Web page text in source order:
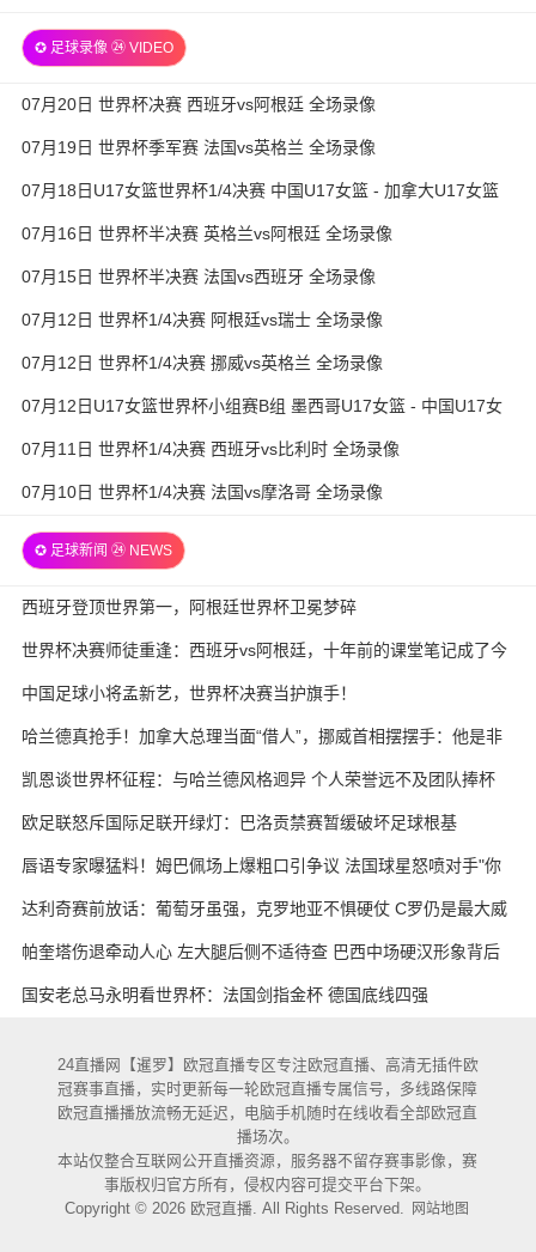
✪ 足球录像 ㉔ VIDEO
07月20日 世界杯决赛 西班牙vs阿根廷 全场录像
07月19日 世界杯季军赛 法国vs英格兰 全场录像
07月18日U17女篮世界杯1/4决赛 中国U17女篮 - 加拿大U17女篮
录像
07月16日 世界杯半决赛 英格兰vs阿根廷 全场录像
07月15日 世界杯半决赛 法国vs西班牙 全场录像
07月12日 世界杯1/4决赛 阿根廷vs瑞士 全场录像
07月12日 世界杯1/4决赛 挪威vs英格兰 全场录像
07月12日U17女篮世界杯小组赛B组 墨西哥U17女篮 - 中国U17女
篮 全场录像
07月11日 世界杯1/4决赛 西班牙vs比利时 全场录像
07月10日 世界杯1/4决赛 法国vs摩洛哥 全场录像
✪ 足球新闻 ㉔ NEWS
西班牙登顶世界第一，阿根廷世界杯卫冕梦碎
世界杯决赛师徒重逢：西班牙vs阿根廷，十年前的课堂笔记成了今
天的战术板
中国足球小将孟新艺，世界杯决赛当护旗手！
哈兰德真抢手！加拿大总理当面“借人”，挪威首相摆摆手：他是非
卖品
凯恩谈世界杯征程：与哈兰德风格迥异 个人荣誉远不及团队捧杯
欧足联怒斥国际足联开绿灯：巴洛贡禁赛暂缓破坏足球根基
唇语专家曝猛料！姆巴佩场上爆粗口引争议 法国球星怒喷对手"你
妈的X"
达利奇赛前放话：葡萄牙虽强，克罗地亚不惧硬仗 C罗仍是最大威
胁
帕奎塔伤退牵动人心 左大腿后侧不适待查 巴西中场硬汉形象背后
藏隐忧
国安老总马永明看世界杯：法国剑指金杯 德国底线四强
24直播网【暹罗】欧冠直播专区专注欧冠直播、高清无插件欧
冠赛事直播，实时更新每一轮欧冠直播专属信号，多线路保障
欧冠直播播放流畅无延迟，电脑手机随时在线收看全部欧冠直
播场次。
本站仅整合互联网公开直播资源，服务器不留存赛事影像，赛
事版权归官方所有，侵权内容可提交平台下架。
Copyright © 2026 欧冠直播. All Rights Reserved.
网站地图